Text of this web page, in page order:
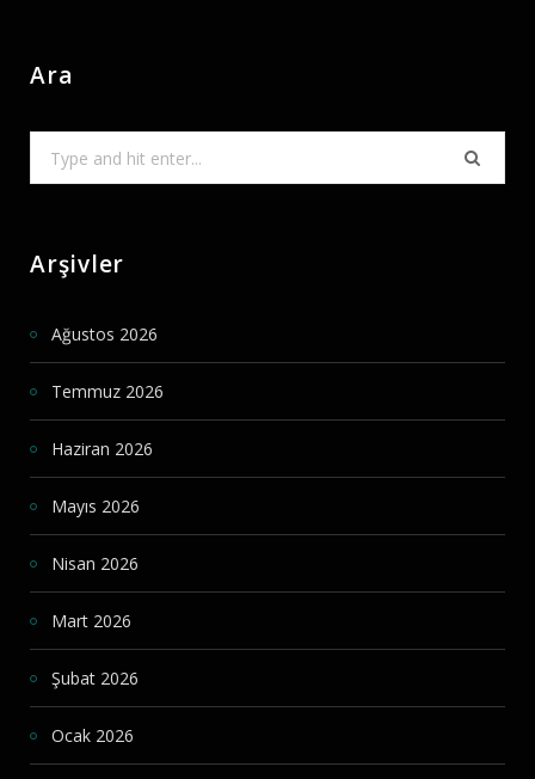
Ara
Arşivler
Ağustos 2026
Temmuz 2026
Haziran 2026
Mayıs 2026
Nisan 2026
Mart 2026
Şubat 2026
Ocak 2026